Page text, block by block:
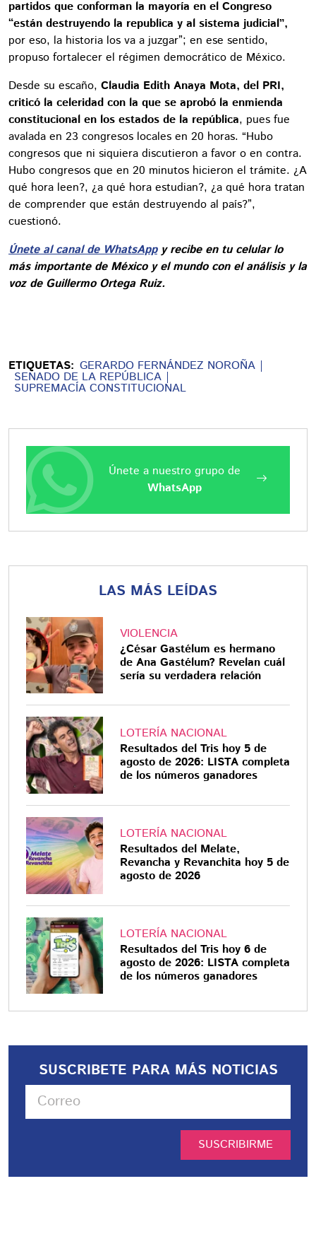
partidos que conforman la mayoría en el Congreso
“están destruyendo la republica y al sistema judicial”,
por eso, la historia los va a juzgar”; en ese sentido,
propuso fortalecer el régimen democrático de México.
Desde su escaño, Claudia Edith Anaya Mota, del PRI,
criticó la celeridad con la que se aprobó la enmienda
constitucional en los estados de la república, pues fue
avalada en 23 congresos locales en 20 horas. “Hubo
congresos que ni siquiera discutieron a favor o en contra.
Hubo congresos que en 20 minutos hicieron el trámite. ¿A
qué hora leen?, ¿a qué hora estudian?, ¿a qué hora tratan
de comprender que están destruyendo al país?”,
cuestionó.
Únete al canal de WhatsAppy recibe en tu celular lo
más importante de México y el mundo con el análisis y la
voz de Guillermo Ortega Ruiz.
ETIQUETAS: GERARDO FERNÁNDEZ NOROÑA
SENADO DE LA REPÚBLICA
SUPREMACÍA CONSTITUCIONAL
Únete a nuestro grupo de
WhatsApp
LAS MÁS LEÍDAS
VIOLENCIA
¿César Gastélum es hermano
de Ana Gastélum? Revelan cuál
sería su verdadera relación
LOTERÍA NACIONAL
Resultados del Tris hoy 5 de
agosto de 2026: LISTA completa
de los números ganadores
LOTERÍA NACIONAL
Resultados del Melate,
Revancha y Revanchita hoy 5 de
agosto de 2026
LOTERÍA NACIONAL
Resultados del Tris hoy 6 de
agosto de 2026: LISTA completa
de los números ganadores
SUSCRIBETE PARA MÁS NOTICIAS
SUSCRIBIRME